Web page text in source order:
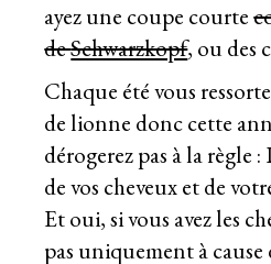
ayez une coupe courte
deSchwarzkopf, ou des
Chaque été vous
de lionne donc cette
dérogerez pas à la règle
de vos cheveux et de
Et oui, si vous avez les
pas uniquement à